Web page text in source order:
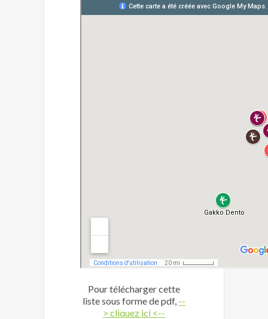
Pour télécharger cette
liste sous forme de pdf, --
> cliquez ici <--